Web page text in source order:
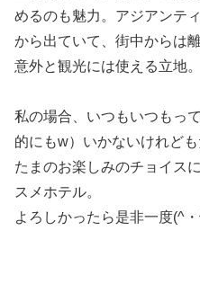
めるのも魅力。アジアンテ
から出ていて、街中からは
意外と観光には使える立地。
私の場合、いつもいつもっ
的にもw）いかないけれども
たまのお楽しみのチョイス
スメホテル。
よろしかったら是非一度(^